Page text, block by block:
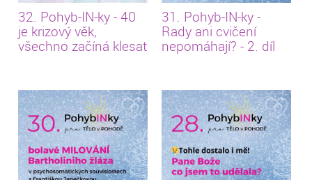
32. Pohyb-IN-ky - 40
je krizový věk,
všechno začíná klesat
31. Pohyb-IN-ky -
Rady ani cvičení
nepomáhají? - 2. díl